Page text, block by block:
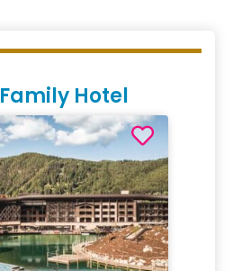
Family Hotel